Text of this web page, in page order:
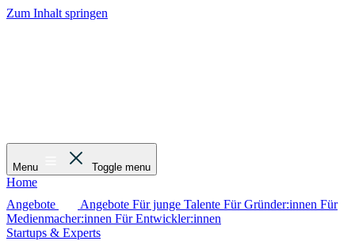
Zum Inhalt springen
Menu Toggle menu
Home
Angebote
Angebote Für junge Talente Für Gründer:innen Für
Medienmacher:innen Für Entwickler:innen
Startups & Experts